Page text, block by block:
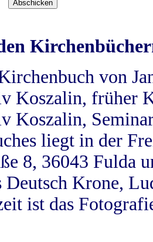
von
Koszalin, früher
Koszalin,
liegt in der
8, 36043 Fulda
Deutsch Krone,
ist das